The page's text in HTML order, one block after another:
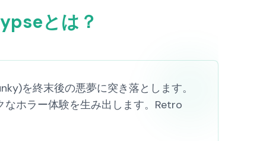
とは？
を終末後の悪夢に突き落とします。
ホラー体験を生み出します。Retro